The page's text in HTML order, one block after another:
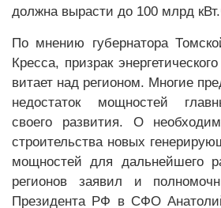
должна вырасти до 100 млрд
По мнению губернатора
Кресса, призрак
витает над регионом. Многие
недостаток мощностей
своего развития. О
строительства новых
мощностей для дальнейшего
регионов заявил и
Президента РФ в СФО